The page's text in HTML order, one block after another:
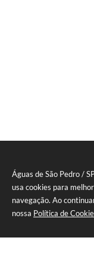
Águas de São Pedro /
usa cookies para
navegação. Ao
nossa Política de